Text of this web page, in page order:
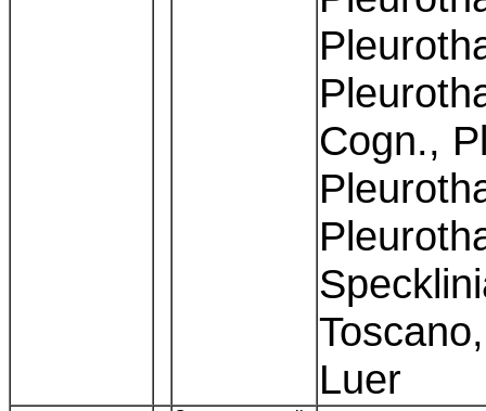
Cogn.,
Luer